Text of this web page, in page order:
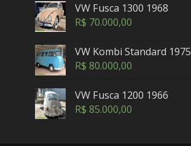
VW Fusca 1300 1968
R$ 70.000,00
VW Kombi Standard 1975
R$ 80.000,00
VW Fusca 1200 1966
R$ 85.000,00